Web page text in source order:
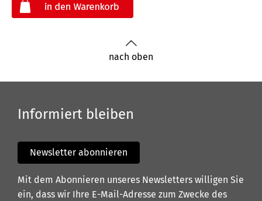
nach oben
Informiert bleiben
Newsletter abonnieren
Mit dem Abonnieren unseres Newsletters willigen Sie
ein, dass wir Ihre E-Mail-Adresse zum Zwecke des